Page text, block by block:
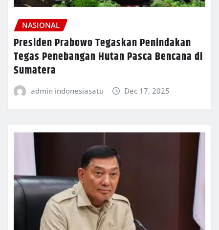
NASIONAL
Presiden Prabowo Tegaskan Penindakan
Tegas Penebangan Hutan Pasca Bencana di
Sumatera
admin indonesiasatu Dec 17, 2025